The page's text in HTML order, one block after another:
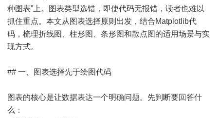
种图表”上。图表类型选错，即使代码无报错，读者也难以
抓住重点。本文从图表选择原则出发，结合Matplotlib代
码，梳理折线图、柱形图、条形图和散点图的适用场景与实
现方式。
## 一、图表选择先于绘图代码
图表的核心是让数据表达一个明确问题。先判断要回答什
么：